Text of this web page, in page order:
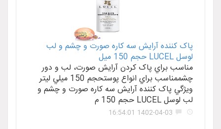
پاک کننده آرايش سه کاره صورت و چشم و لب
لوسل LUCEL حجم 150 ميل
مناسب براي پاک کردن آرايش صورت، لب و دور
چشممناسب براي انواع پوستحجم 150 ميلي ليتر
ويژگي پاک کننده آرايش سه کاره صورت و چشم و
لب لوسل LUCEL حجم 150 م
1402-04-03 16:54:01